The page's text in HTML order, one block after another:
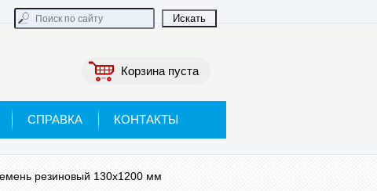
Корзина пуста
СПРАВКА КОНТАКТЫ
резиновый 130х1200 мм